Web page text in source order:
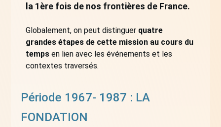
la 1ère fois de nos frontières de France.
Globalement, on peut distinguer quatre
grandes étapes de cette mission au cours du
temps en lien avec les événements et les
contextes traversés.
Période 1967- 1987 : LA
FONDATION